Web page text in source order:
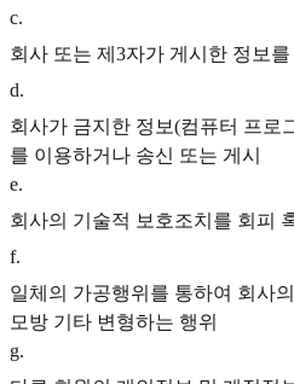
c.
회사 또는 제3자가 게시한 정보
d.
회사가 금지한 정보(컴퓨터 프로
를 이용하거나 송신 또는 게시
e.
회사의 기술적 보호조치를 회피
f.
일체의 가공행위를 통하여 회사
모방 기타 변형하는 행위
g.